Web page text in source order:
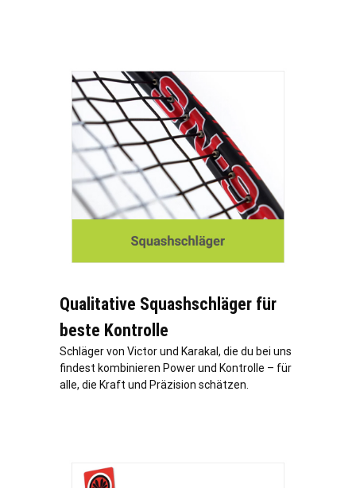
Qualitative Squashschläger für
beste Kontrolle
Schläger von Victor und Karakal, die du bei uns
findest kombinieren Power und Kontrolle – für
alle, die Kraft und Präzision schätzen.